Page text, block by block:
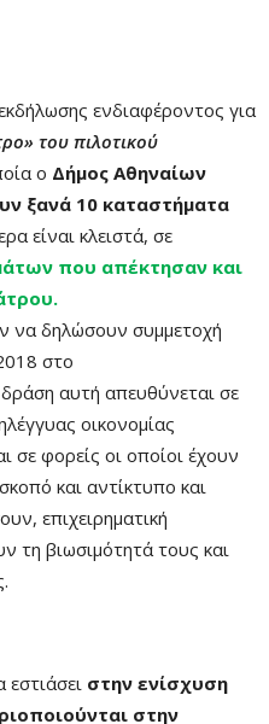
ενδιαφέροντος για
του πιλοτικού
ο Δήμος Αθηναίων
ξανά 10 καταστήματα
είναι κλειστά, σε
που απέκτησαν και
να δηλώσουν συμμετοχή
στο
αυτή απευθύνεται σε
οικονομίας
φορείς οι οποίοι έχουν
και αντίκτυπο και
επιχειρηματική
τη βιωσιμότητά τους και
στην ενίσχυση
στην